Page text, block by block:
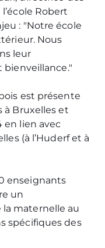
Robert
: "Notre école
Nous
leur
bienveillance."
est présente
à Bruxelles et
en lien avec
(à l’Huderf et à
enseignants
un
maternelle au
spécifiques des